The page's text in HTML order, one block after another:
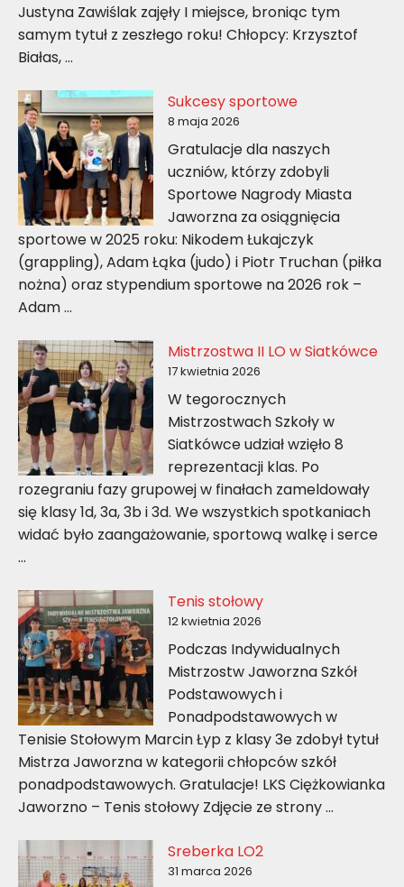
Justyna Zawiślak zajęły I miejsce, broniąc tym
samym tytuł z zeszłego roku! Chłopcy: Krzysztof
Białas, …
Sukcesy sportowe
8 maja 2026
Gratulacje dla naszych
uczniów, którzy zdobyli
Sportowe Nagrody Miasta
Jaworzna za osiągnięcia
sportowe w 2025 roku: Nikodem Łukajczyk
(grappling), Adam Łąka (judo) i Piotr Truchan (piłka
nożna) oraz stypendium sportowe na 2026 rok –
Adam …
Mistrzostwa II LO w Siatkówce
17 kwietnia 2026
W tegorocznych
Mistrzostwach Szkoły w
Siatkówce udział wzięło 8
reprezentacji klas. Po
rozegraniu fazy grupowej w finałach zameldowały
się klasy 1d, 3a, 3b i 3d. We wszystkich spotkaniach
widać było zaangażowanie, sportową walkę i serce
…
Tenis stołowy
12 kwietnia 2026
Podczas Indywidualnych
Mistrzostw Jaworzna Szkół
Podstawowych i
Ponadpodstawowych w
Tenisie Stołowym Marcin Łyp z klasy 3e zdobył tytuł
Mistrza Jaworzna w kategorii chłopców szkół
ponadpodstawowych. Gratulacje! LKS Ciężkowianka
Jaworzno – Tenis stołowy Zdjęcie ze strony …
Sreberka LO2
31 marca 2026